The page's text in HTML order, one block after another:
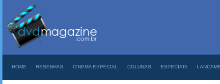
HOME RESENHAS CINEMA ESPECIAL COLUNAS ESPECIAIS